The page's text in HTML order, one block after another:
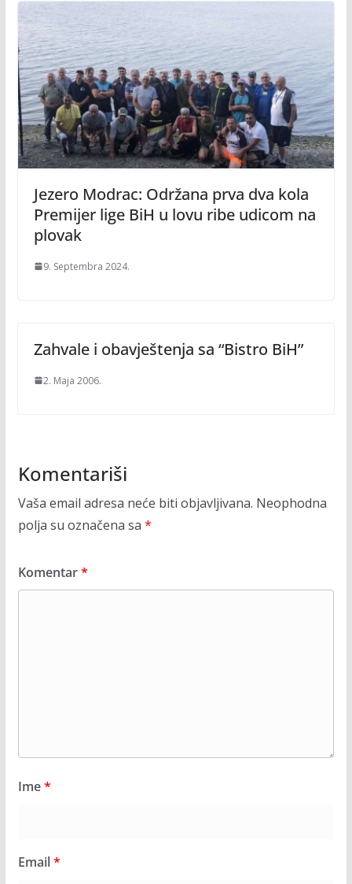
Jezero Modrac: Održana prva dva kola
Premijer lige BiH u lovu ribe udicom na
plovak
9. Septembra 2024.
Zahvale i obavještenja sa “Bistro BiH”
2. Maja 2006.
Komentariši
Vaša email adresa neće biti objavljivana. Neophodna
polja su označena sa *
Komentar*
Ime*
Email*